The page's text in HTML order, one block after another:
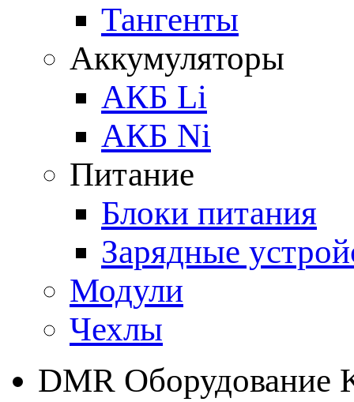
Тангенты
Аккумуляторы
АКБ Li
АКБ Ni
Питание
Блоки питания
Зарядные
Модули
Чехлы
DMR Оборудование